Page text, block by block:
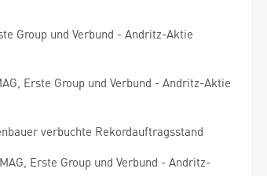
Group und Verbund - Andritz-Aktie
Erste Group und Verbund - Andritz-Aktie
verbuchte Rekordauftragsstand
Erste Group und Verbund - Andritz-